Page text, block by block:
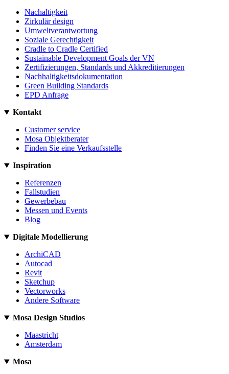
Nachaltigkeit
Zirkulär design
Umweltverantwortung
Soziale Gerechtigkeit
Cradle to Cradle Certified
Sustainable Development Goals der VN
Zertifizierungen, Standards und Akkreditierungen
Nachhaltigkeitsdokumentation
Green Building Standards
EPD Anfrage
Kontakt
Customer service
Mosa Objektberater
Finden Sie eine Verkaufsstelle
Inspiration
Referenzen
Fallstudien
Gewerbebau
Messen und Events
Blog
Digitale Modellierung
ArchiCAD
Autocad
Revit
Sketchup
Vectorworks
Andere Software
Mosa Design Studios
Maastricht
Amsterdam
Mosa